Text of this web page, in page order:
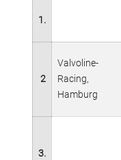
1.
2
Valvoline-
Racing,
Hamburg
3.